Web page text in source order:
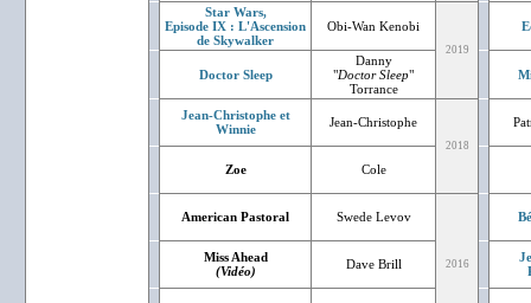
Star Wars,
Episode IX : L'Ascension
de Skywalker
Obi-Wan Kenobi
2019
Doctor Sleep
Danny
"Doctor Sleep"
Torrance
Jean-Christophe et
Winnie
Jean-Christophe
2018
Zoe Cole
American Pastoral Swede Levov
2016
Miss Ahead
(Vidéo)
Dave Brill